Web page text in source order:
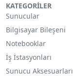
KATEGORİLER
Sunucular
Bilgisayar Bileşeni
Notebooklar
İş İstasyonları
Sunucu Aksesuarları